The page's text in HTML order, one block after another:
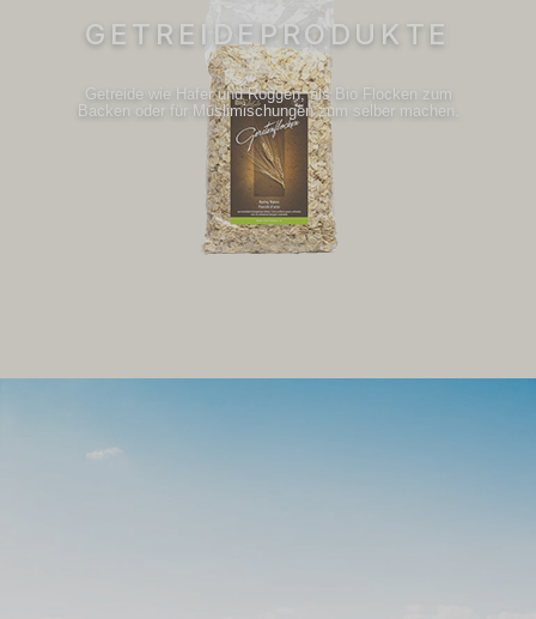
GETREIDEPRODUKTE
Getreide wie Hafer und Roggen, als Bio Flocken zum
Backen oder für Müslimischungen zum selber machen.